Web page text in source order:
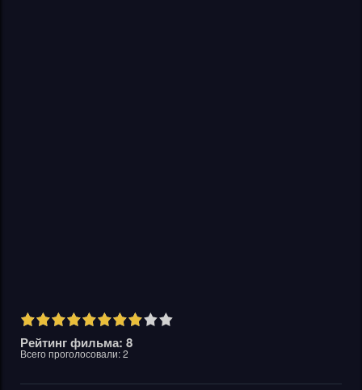
Рейтинг фильма: 8
Всего проголосовали:2